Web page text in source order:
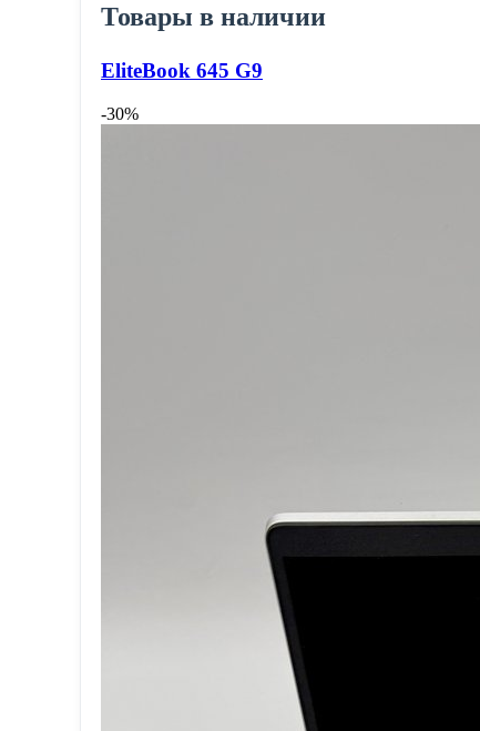
Товары в наличии
EliteBook 645 G9
-30%